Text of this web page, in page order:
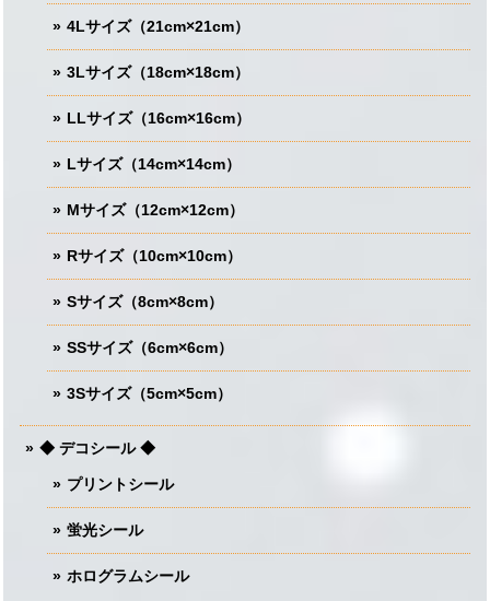
4Lサイズ（21cm×21cm）
3Lサイズ（18cm×18cm）
LLサイズ（16cm×16cm）
Lサイズ（14cm×14cm）
Mサイズ（12cm×12cm）
Rサイズ（10cm×10cm）
Sサイズ（8cm×8cm）
SSサイズ（6cm×6cm）
3Sサイズ（5cm×5cm）
◆ デコシール ◆
プリントシール
蛍光シール
ホログラムシール